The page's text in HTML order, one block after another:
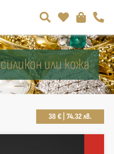
или кожа
38 € | 74.32 лв.